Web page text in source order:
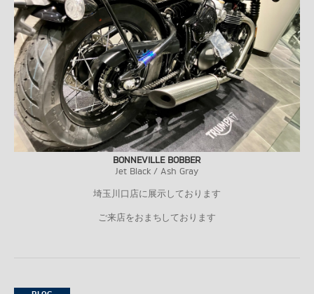
BONNEVILLE BOBBER
Jet Black / Ash Gray
埼玉川口店に展示しております
ご来店をおまちしております